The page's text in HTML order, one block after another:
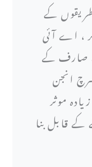
کے
، اے آئی
، صارف کے
انجن
موثر
قابل بنا